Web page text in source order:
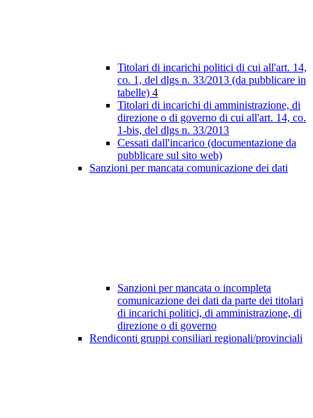
Titolari di incarichi politici di cui all'art. 14,
co. 1, del dlgs n. 33/2013 (da pubblicare in
tabelle) 4
Titolari di incarichi di amministrazione, di
direzione o di governo di cui all'art. 14, co.
1-bis, del dlgs n. 33/2013
Cessati dall'incarico (documentazione da
pubblicare sul sito web)
Sanzioni per mancata comunicazione dei dati
Sanzioni per mancata o incompleta
comunicazione dei dati da parte dei titolari
di incarichi politici, di amministrazione, di
direzione o di governo
Rendiconti gruppi consiliari regionali/provinciali